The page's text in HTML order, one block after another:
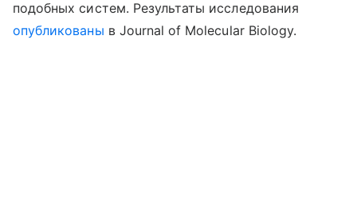
подобных систем. Результаты исследования
опубликованы в Journal of Molecular Biology.